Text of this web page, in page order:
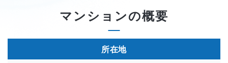
マンションの概要
所在地